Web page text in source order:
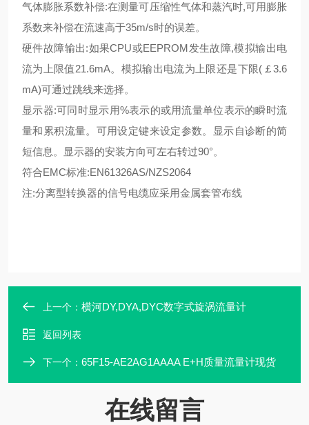
气体膨胀系数补偿:在测量可压缩性气体和蒸汽时,可用膨胀
系数来补偿在流速高于35m/s时的误差。
硬件故障输出:如果CPU或EEPROM发生故障,模拟输出电
流为上限值21.6mA。模拟输出电流为上限还是下限(￡3.6
mA)可通过跳线来选择。
显示器:可同时显示用%表示的或用流量单位表示的瞬时流
量和累积流量。可用设定键来设定参数。显示自诊断的简
短信息。显示器的安装方向可左右转过90°。
符合EMC标准:EN61326AS/NZS2064
注:分离型转换器的信号电缆应采用金属套管布线
上一个： 横河DY,DYA,DYC数字式旋涡流量计
返回列表
下一个： 65F15-AE2AG1AAAA E+H质量流量计现货
在线留言